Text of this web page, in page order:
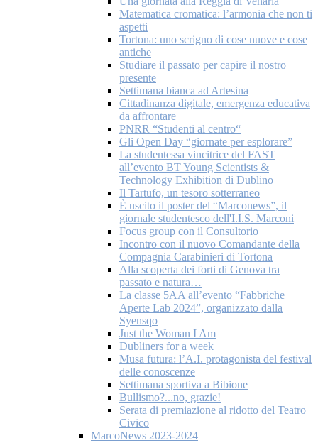
Matematica cromatica: l’armonia che non ti
aspetti
Tortona: uno scrigno di cose nuove e cose
antiche
Studiare il passato per capire il nostro
presente
Settimana bianca ad Artesina
Cittadinanza digitale, emergenza educativa
da affrontare
PNRR “Studenti al centro“
Gli Open Day “giornate per esplorare”
La studentessa vincitrice del FAST
all’evento BT Young Scientists &
Technology Exhibition di Dublino
Il Tartufo, un tesoro sotterraneo
È uscito il poster del “Marconews”, il
giornale studentesco dell'I.I.S. Marconi
Focus group con il Consultorio
Incontro con il nuovo Comandante della
Compagnia Carabinieri di Tortona
Alla scoperta dei forti di Genova tra
passato e natura…
La classe 5AA all’evento “Fabbriche
Aperte Lab 2024”, organizzato dalla
Syensqo
Just the Woman I Am
Dubliners for a week
Musa futura: l’A.I. protagonista del festival
delle conoscenze
Settimana sportiva a Bibione
Bullismo?...no, grazie!
Serata di premiazione al ridotto del Teatro
Civico
MarcoNews 2023-2024